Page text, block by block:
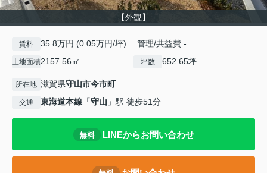
【外観】
賃料 35.8万円 (0.05万円/坪) 管理/共益費 -
土地面積2157.56㎡ 坪数 652.65坪
所在地 滋賀県守山市今市町
交通 東海道本線 「守山 」駅 徒歩51分
無料 LINEからお問い合わせ